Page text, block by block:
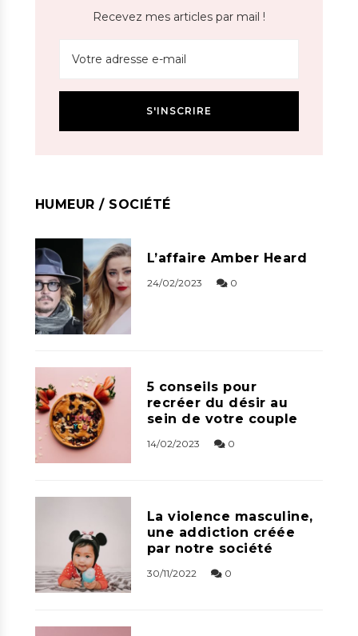
Recevez mes articles par mail !
HUMEUR / SOCIÉTÉ
L’affaire Amber Heard
24/02/2023 0
5 conseils pour
recréer du désir au
sein de votre couple
14/02/2023 0
La violence masculine,
une addiction créée
par notre société
30/11/2022 0